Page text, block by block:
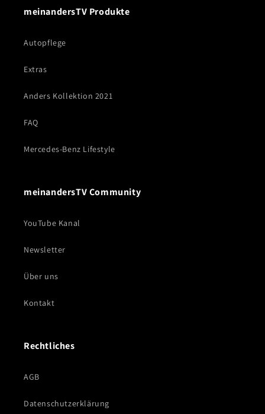
meinandersTV Produkte
Autopflege
Extras
Anders Kollektion 2021
FAQ
Mercedes-Benz Lifestyle
meinandersTV Community
YouTube Kanal
Newsletter
Über uns
Kontakt
Rechtliches
AGB
Datenschutzerklärung